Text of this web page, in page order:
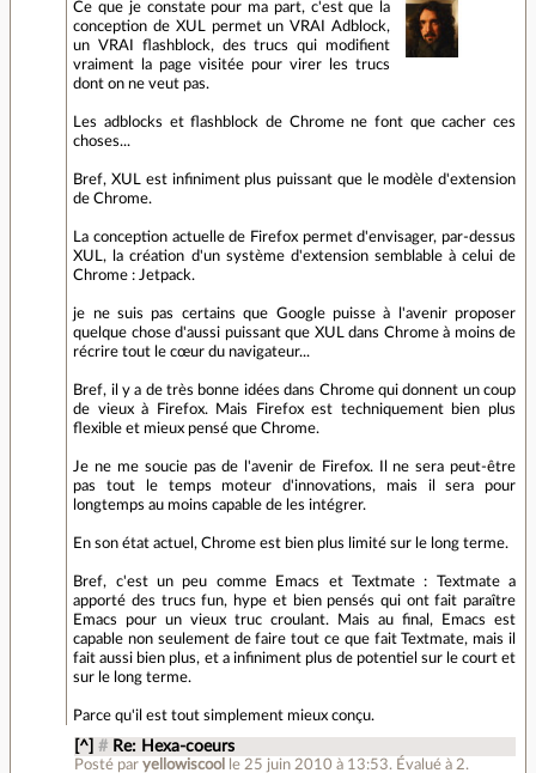
Ce que je constate pour ma part, c'est que la
conception de XUL permet un VRAI Adblock,
un VRAI flashblock, des trucs qui modifient
vraiment la page visitée pour virer les trucs
dont on ne veut pas.
Les adblocks et flashblock de Chrome ne font que cacher ces
choses...
Bref, XUL est infiniment plus puissant que le modèle d'extension
de Chrome.
La conception actuelle de Firefox permet d'envisager, par-dessus
XUL, la création d'un système d'extension semblable à celui de
Chrome : Jetpack.
je ne suis pas certains que Google puisse à l'avenir proposer
quelque chose d'aussi puissant que XUL dans Chrome à moins de
récrire tout le cœur du navigateur...
Bref, il y a de très bonne idées dans Chrome qui donnent un coup
de vieux à Firefox. Mais Firefox est techniquement bien plus
flexible et mieux pensé que Chrome.
Je ne me soucie pas de l'avenir de Firefox. Il ne sera peut-être
pas tout le temps moteur d'innovations, mais il sera pour
longtemps au moins capable de les intégrer.
En son état actuel, Chrome est bien plus limité sur le long terme.
Bref, c'est un peu comme Emacs et Textmate : Textmate a
apporté des trucs fun, hype et bien pensés qui ont fait paraître
Emacs pour un vieux truc croulant. Mais au final, Emacs est
capable non seulement de faire tout ce que fait Textmate, mais il
fait aussi bien plus, et a infiniment plus de potentiel sur le court et
sur le long terme.
Parce qu'il est tout simplement mieux conçu.
[^] # Re: Hexa-coeurs
Posté par yellowiscool le 25 juin 2010 à 13:53. Évalué à 2.